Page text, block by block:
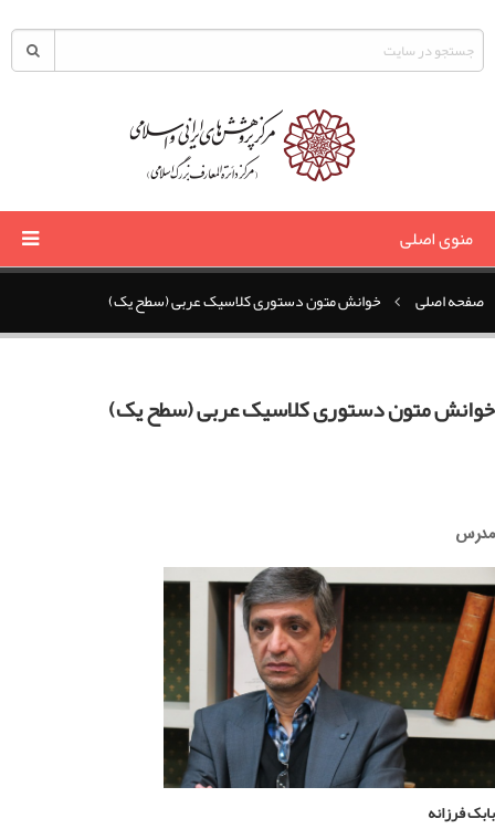
منوی اصلی
صفحه اصلی خوانش متون دستوری کلاسیک عربی (سطح یک)
خوانش متون دستوری کلاسیک عربی (سطح یک)
مدرس
بابک فرزانه